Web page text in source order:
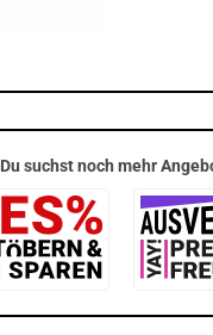
Du suchst noch mehr